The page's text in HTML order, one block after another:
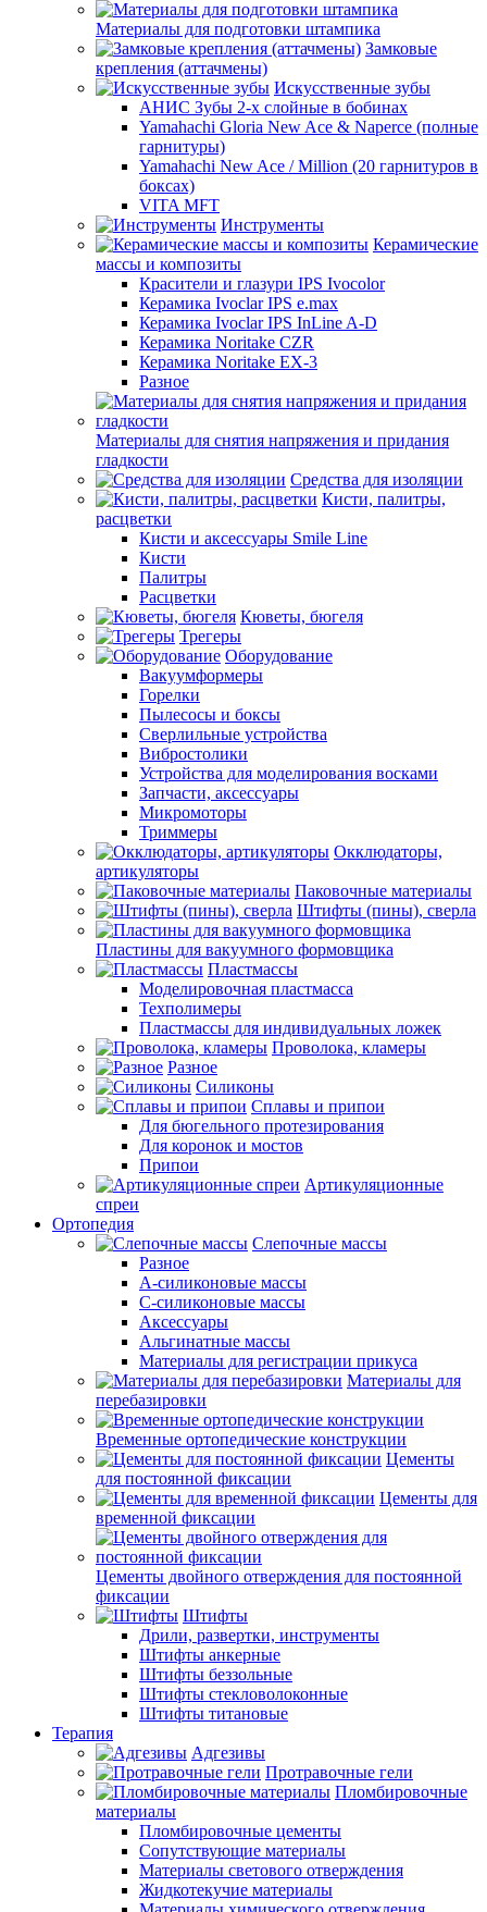
Материалы для подготовки штампика
Замковые
крепления (аттачмены)
Искусственные зубы
АНИС Зубы 2-х слойные в бобинах
Yamahachi Gloria New Ace & Naperce (полные
гарнитуры)
Yamahachi New Ace / Million (20 гарнитуров в
боксах)
VITA MFT
Инструменты
Керамические
массы и композиты
Красители и глазури IPS Ivocolor
Керамика Ivoclar IPS e.max
Керамика Ivoclar IPS InLine A-D
Керамика Noritake CZR
Керамика Noritake EX-3
Разное
Материалы для снятия напряжения и придания
гладкости
Средства для изоляции
Кисти, палитры,
расцветки
Кисти и аксессуары Smile Line
Кисти
Палитры
Расцветки
Кюветы, бюгеля
Трегеры
Оборудование
Вакуумформеры
Горелки
Пылесосы и боксы
Сверлильные устройства
Вибростолики
Устройства для моделирования восками
Запчасти, аксессуары
Микромоторы
Триммеры
Окклюдаторы,
артикуляторы
Паковочные материалы
Штифты (пины), сверла
Пластины для вакуумного формовщика
Пластмассы
Моделировочная пластмасса
Техполимеры
Пластмассы для индивидуальных ложек
Проволока, кламеры
Разное
Силиконы
Сплавы и припои
Для бюгельного протезирования
Для коронок и мостов
Припои
Артикуляционные
спреи
Ортопедия
Слепочные массы
Разное
А-силиконовые массы
С-силиконовые массы
Аксессуары
Альгинатные массы
Материалы для регистрации прикуса
Материалы для
перебазировки
Временные ортопедические конструкции
Цементы
для постоянной фиксации
Цементы для
временной фиксации
Цементы двойного отверждения для постоянной
фиксации
Штифты
Дрили, развертки, инструменты
Штифты анкерные
Штифты беззольные
Штифты стекловолоконные
Штифты титановые
Терапия
Адгезивы
Протравочные гели
Пломбировочные
материалы
Пломбировочные цементы
Сопутствующие материалы
Материалы светового отверждения
Жидкотекучие материалы